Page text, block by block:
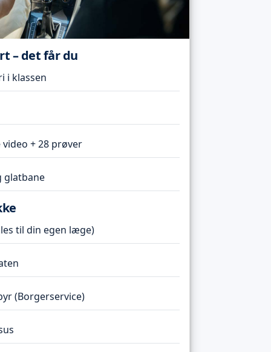
– det får du
i klassen
+ 28 prøver
glatbane
til din egen læge)
(Borgerservice)